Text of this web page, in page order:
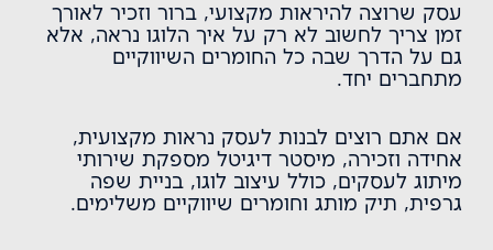
עסק שרוצה להיראות מקצועי, ברור וזכיר לאורך
זמן צריך לחשוב לא רק על איך הלוגו נראה, אלא
גם על הדרך שבה כל החומרים השיווקיים
מתחברים יחד.
אם אתם רוצים לבנות לעסק נראות מקצועית,
אחידה וזכירה, מיסטר דיגיטל מספקת שירותי
מיתוג לעסקים, כולל עיצוב לוגו, בניית שפה
גרפית, תיק מותג וחומרים שיווקיים משלימים.